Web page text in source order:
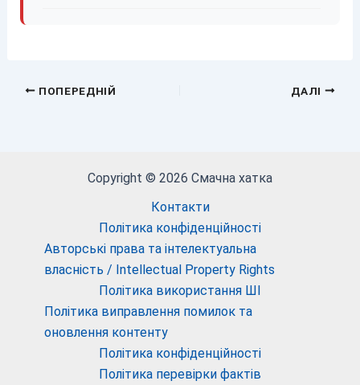
ПОПЕРЕДНІЙ ДАЛІ
Copyright © 2026 Смачна хатка
Контакти
Політика конфіденційності
Авторські права та інтелектуальна
власність / Intellectual Property Rights
Політика використання ШІ
Політика виправлення помилок та
оновлення контенту
Політика конфіденційності
Політика перевірки фактів